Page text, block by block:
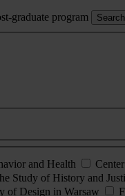
graduate program Search
and Health
Study of History and
of Design in Warsaw